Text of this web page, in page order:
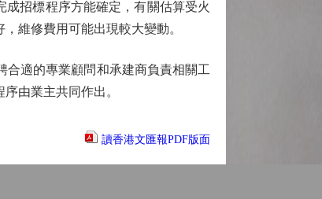
招標程序方能確定，有關估算受火
維修費用可能出現較大變動。
適的專業顧問和承建商負責相關工
由業主共同作出。
讀香港文匯報PDF版面